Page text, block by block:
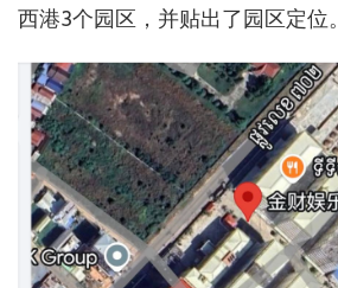
西港3个园区，并贴出了园区定位。